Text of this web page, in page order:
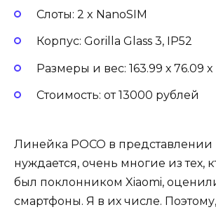
Слоты: 2 x NanoSIM
Корпус: Gorilla Glass 3, IP52
Размеры и вес: 163.99 х 76.09
Стоимость: от 13000 рублей
Линейка POCO в представлении
нуждается, очень многие из тех,
был поклонником Xiaomi,
смартфоны. Я в их числе. Поэтому,